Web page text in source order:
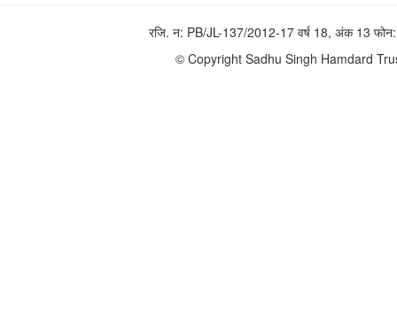
रजि. न: PB/JL-137/2012-17 वर्ष 18, अंक 13
© Copyright Sadhu Singh Hamdard